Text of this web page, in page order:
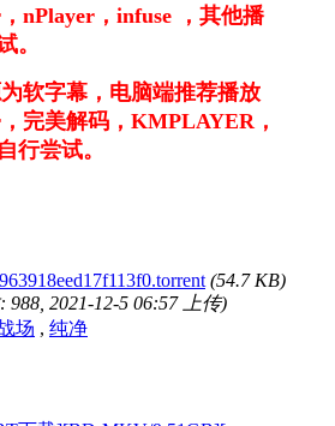
nPlayer，infuse ，其他播
。
软字幕，电脑端推荐播放
完美解码，KMPLAYER，
行尝试。
(54.7 KB)
988, 2021-12-5 06:57 上传)
场 , 纯净